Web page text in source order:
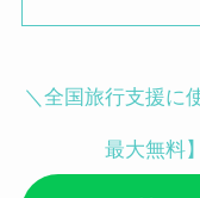
白金台駅
査所（千
〒102-
＼全国旅行支援に
最大無料